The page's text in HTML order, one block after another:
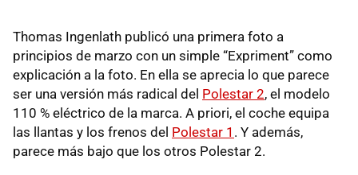
Thomas Ingenlath publicó una primera foto a
principios de marzo con un simple “Expriment” como
explicación a la foto. En ella se aprecia lo que parece
ser una versión más radical del Polestar 2, el modelo
110 % eléctrico de la marca. A priori, el coche equipa
las llantas y los frenos del Polestar 1 . Y además,
parece más bajo que los otros Polestar 2.